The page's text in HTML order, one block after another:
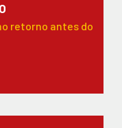
retorno antes do